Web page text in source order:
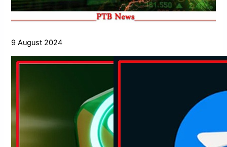
9 August 2024